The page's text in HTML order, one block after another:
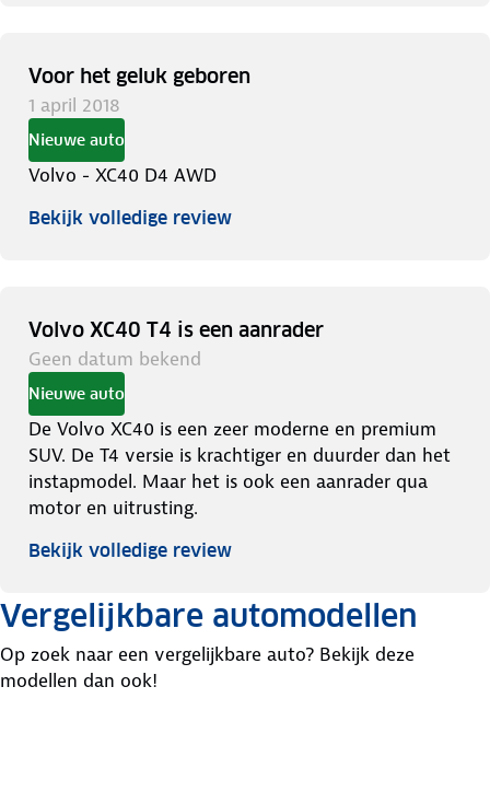
Voor het geluk geboren
1 april 2018
Nieuwe auto
Volvo - XC40 D4 AWD
Bekijk volledige review
Volvo XC40 T4 is een aanrader
Geen datum bekend
Nieuwe auto
De Volvo XC40 is een zeer moderne en premium
SUV. De T4 versie is krachtiger en duurder dan het
instapmodel. Maar het is ook een aanrader qua
motor en uitrusting.
Bekijk volledige review
Vergelijkbare automodellen
Op zoek naar een vergelijkbare auto? Bekijk deze
modellen dan ook!